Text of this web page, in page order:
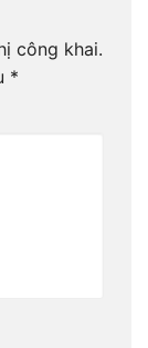
công khai.
*